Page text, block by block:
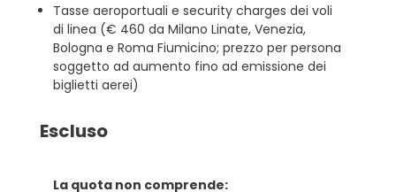
Tasse aeroportuali e security charges dei voli
di linea (€ 460 da Milano Linate, Venezia,
Bologna e Roma Fiumicino; prezzo per persona
soggetto ad aumento fino ad emissione dei
biglietti aerei)
Escluso
La quota non comprende: